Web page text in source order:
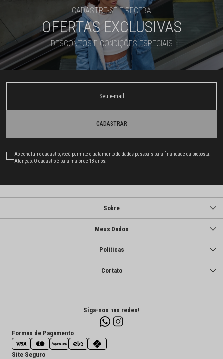
CADASTRE-SE E RECEBA
OFERTAS EXCLUSIVAS
DESCONTOS E CONDIÇÕES ESPECIAIS
CADASTRAR
Ao concluir o cadastro, você permite o tratamento de dados pessoais para finalidade da proposta.
Atenção: O cadastro é para maior de 18 anos.
Sobre
Meus Dados
Políticas
Contato
Siga-nos nas redes!
Formas de Pagamento
Site Seguro